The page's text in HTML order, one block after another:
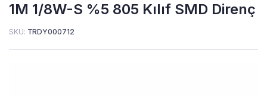
1M 1/8W-S %5 805 Kılıf SMD Direnç
SKU: TRDY000712